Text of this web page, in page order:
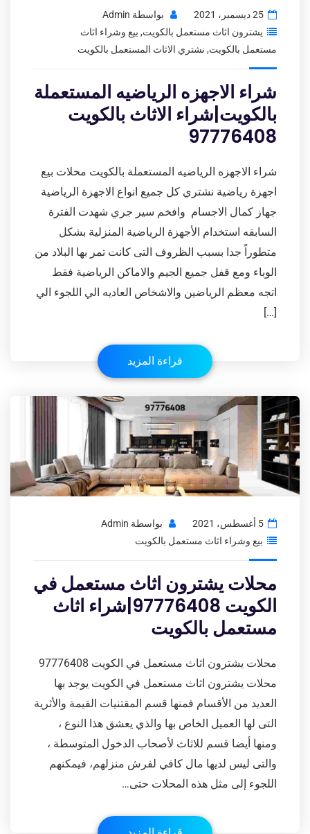
25 ديسمبر، 2021 بواسطة Admin
يشترون اثاث مستعمل بالكويت, بيع وشراء اثاث
مستعمل بالكويت, نشتري الاثاث المستعمل بالكويت
شراء الاجهزه الرياضيه المستعملة
بالكويت|شراء الاثاث بالكويت
97776408
شراء الاجهزه الرياضيه المستعملة بالكويت محلات بيع
اجهزة رياضية نشتري كل جميع انواع الاجهزة الرياضية
جهاز كمال الاجسام وافخم سير جري شهدت الفترة
السابقه استخدام الأجهزة الرياضية المنزلية بشكل
متطوراً جدا بسبب الظروف التى كانت تمر بها البلاد من
الوباء ومع قفل جميع الجيم والاماكن الرياضية فقط
اتجه معظم الرياضين والاشخاص العاديه الي اللجوء الي
[…]
قراءة المزيد
5 أغسطس، 2021 بواسطة Admin
بيع وشراء اثاث مستعمل بالكويت
محلات يشترون اثاث مستعمل في
الكويت 97776408|شراء اثاث
مستعمل بالكويت
محلات يشترون اثاث مستعمل في الكويت 97776408
محلات يشترون اثاث مستعمل في الكويت يوجد بها
العديد من الأقسام فمنها قسم المقتنيات القيمة والأثرية
التى لها العميل الخاص بها والذي يعشق هذا النوع ،
ومنها أيضا قسم للاثاث لأصحاب الدخول المتوسطة ،
والتى ليس لديها مال كافي لفرش منزلهم، فيمكنهم
اللجوء إلى مثل هذه المحلات حتى…